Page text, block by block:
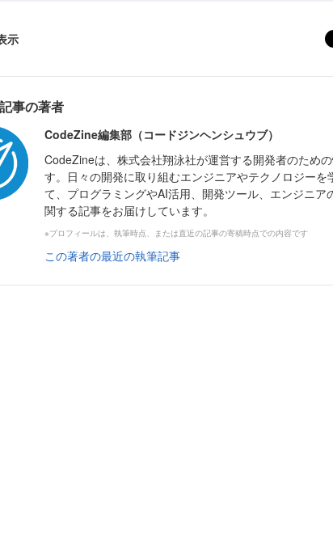
示
事の著者
CodeZine編集部（コードジンヘンシュウブ）
CodeZineは、株式会社翔泳社が運営する開発者のため
す。日々の開発に取り組むエンジニアやテクノロジーを
て、プログラミングやAI活用、開発ツール、エンジニア
関する記事をお届けしています。
※プロフィールは、執筆時点、または直近の記事の寄稿時点での内容です
この著者の最近の執筆記事